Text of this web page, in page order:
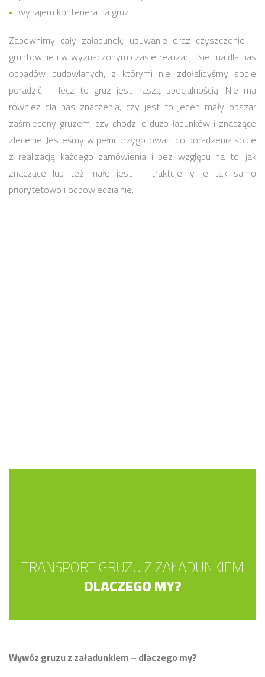
wynajem kontenera na gruz.
Zapewnimy cały załadunek, usuwanie oraz czyszczenie –
gruntownie i w wyznaczonym czasie realizacji. Nie ma dla nas
odpadów budowlanych, z którymi nie zdołalibyśmy sobie
poradzić – lecz to gruz jest naszą specjalnością. Nie ma
również dla nas znaczenia, czy jest to jeden mały obszar
zaśmiecony gruzem, czy chodzi o dużo ładunków i znaczące
zlecenie. Jesteśmy w pełni przygotowani do poradzenia sobie
z realizacją każdego zamówienia i bez względu na to, jak
znaczące lub też małe jest – traktujemy je tak samo
priorytetowo i odpowiedzialnie.
TRANSPORT GRUZU Z ZAŁADUNKIEM
DLACZEGO MY?
Wywóz gruzu z załadunkiem – dlaczego my?